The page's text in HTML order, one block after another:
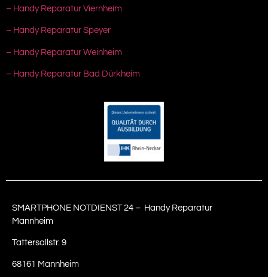
– Handy Reparatur Viernheim
– Handy Reparatur Speyer
– Handy Reparatur Weinheim
– Handy Reparatur Bad Dürkheim
SMARTPHONE NOTDIENST 24 – Handy Reparatur
Mannheim
Tattersallstr. 9
68161 Mannheim